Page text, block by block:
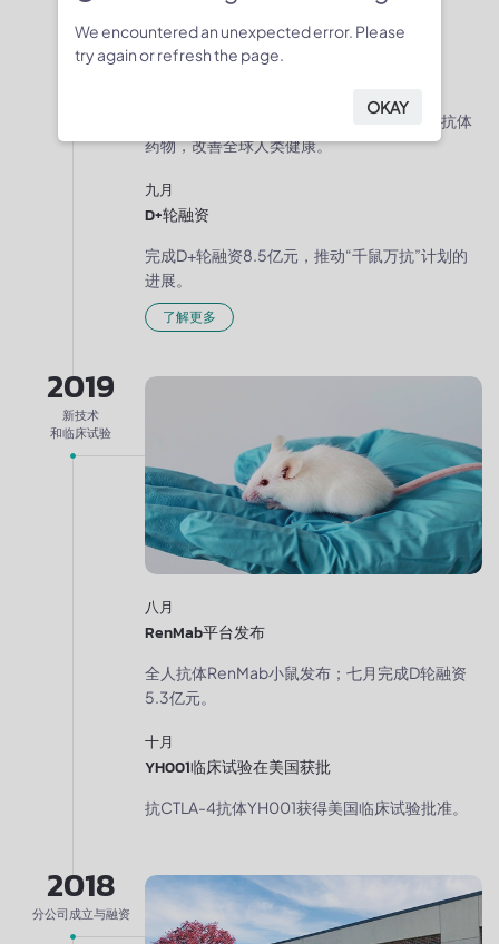
国临床试验批准。
八月
百奥赛图与祐和医药合并，旨在创造创新的抗体
药物，改善全球人类健康。
九月
D+轮融资
完成D+轮融资8.5亿元，推动“千鼠万抗”计划的
进展。
了解更多
2019
新技术
和临床试验
八月
RenMab平台发布
全人抗体RenMab小鼠发布；七月完成D轮融资
5.3亿元。
十月
YH001临床试验在美国获批
抗CTLA-4抗体YH001获得美国临床试验批准。
2018
分公司成立与融资
We encountered an unexpected error. Please
try again or refresh the page.
OKAY